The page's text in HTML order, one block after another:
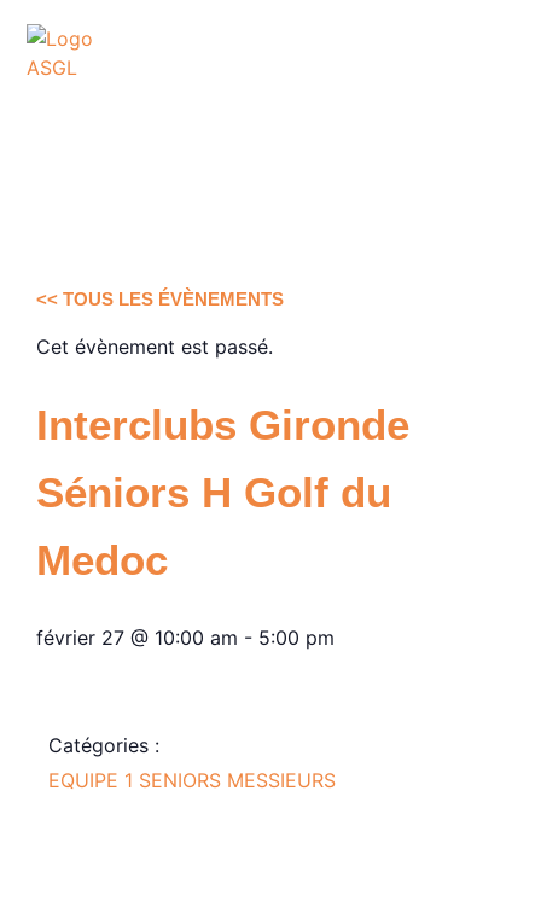
<< TOUS LES ÉVÈNEMENTS
Cet évènement est passé.
Interclubs Gironde
Séniors H Golf du
Medoc
février 27 @ 10:00 am - 5:00 pm
Catégories :
EQUIPE 1 SENIORS MESSIEURS